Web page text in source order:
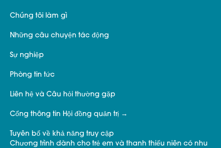
Chúng tôi làm gì
Những câu chuyện tác động
Sự nghiệp
Phòng tin tức
Liên hệ và Câu hỏi thường gặp
Cổng thông tin Hội đồng quản trị
Tuyên bố về khả năng truy cập
Chương trình dành cho trẻ em và thanh thiếu niên có nhu